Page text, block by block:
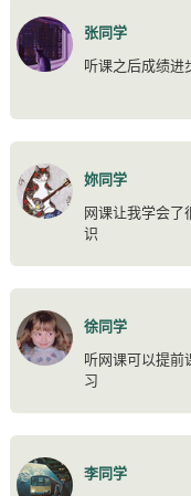
张同学
听课之后成绩进
妳同学
网课让我学会了
识
徐同学
听网课可以提前
习
李同学